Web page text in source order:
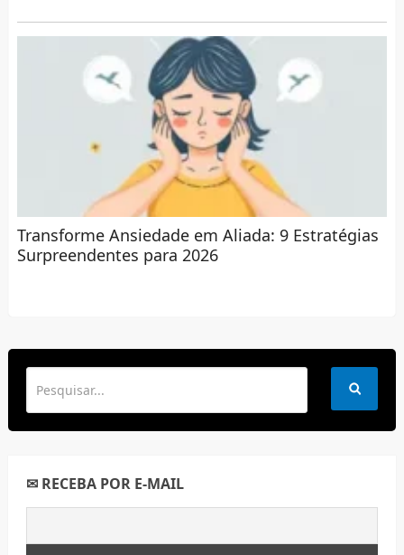
Transforme Ansiedade em Aliada: 9 Estratégias
Surpreendentes para 2026
✉ RECEBA POR E-MAIL